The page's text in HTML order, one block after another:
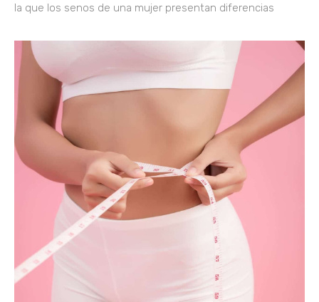
la que los senos de una mujer presentan diferencias